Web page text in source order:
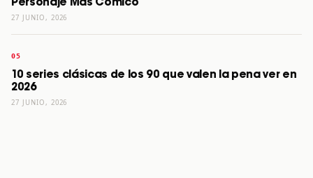
27 JUNIO, 2026
10 series clásicas de los 90 que valen la pena ver en
2026
27 JUNIO, 2026